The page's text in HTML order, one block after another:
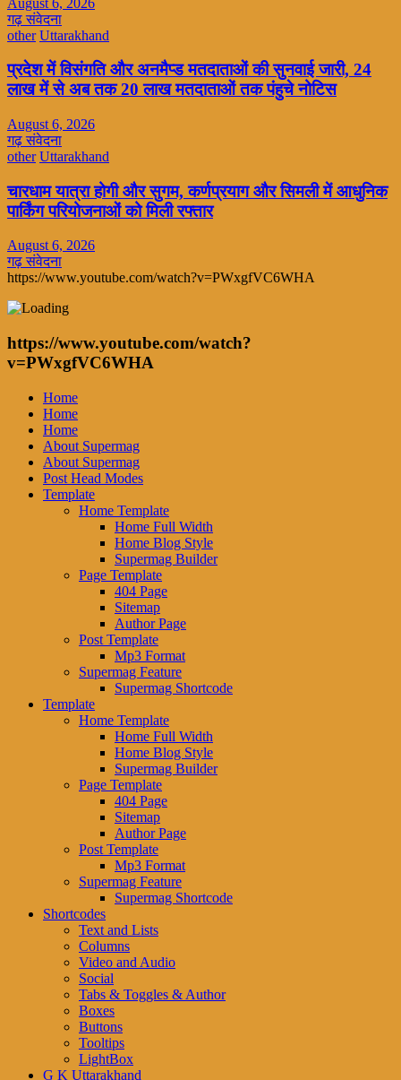
गढ़ संवेदना
other Uttarakhand
प्रदेश में विसंगति और अनमैप्ड मतदाताओं की सुनवाई जारी, 24
लाख में से अब तक 20 लाख मतदाताओं तक पंहुचे नोटिस
August 6, 2026
गढ़ संवेदना
other Uttarakhand
चारधाम यात्रा होगी और सुगम, कर्णप्रयाग और सिमली में आधुनिक
पार्किंग परियोजनाओं को मिली रफ्तार
August 6, 2026
गढ़ संवेदना
https://www.youtube.com/watch?v=PWxgfVC6WHA
https://www.youtube.com/watch?
v=PWxgfVC6WHA
Home
Home
Home
About Supermag
About Supermag
Post Head Modes
Template
Home Template
Home Full Width
Home Blog Style
Supermag Builder
Page Template
404 Page
Sitemap
Author Page
Post Template
Mp3 Format
Supermag Feature
Supermag Shortcode
Template
Home Template
Home Full Width
Home Blog Style
Supermag Builder
Page Template
404 Page
Sitemap
Author Page
Post Template
Mp3 Format
Supermag Feature
Supermag Shortcode
Shortcodes
Text and Lists
Columns
Video and Audio
Social
Tabs & Toggles & Author
Boxes
Buttons
Tooltips
LightBox
G K Uttarakhand